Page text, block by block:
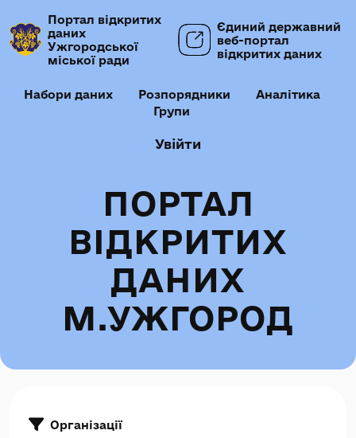
Портал відкритих
даних
Ужгородської
міської ради
Єдиний державний
веб-портал
відкритих даних
Набори даних Розпорядники
Аналітика
Групи
Увійти
ПОРТАЛ
ВІДКРИТИХ
ДАНИХ
М.УЖГОРОД
Організації